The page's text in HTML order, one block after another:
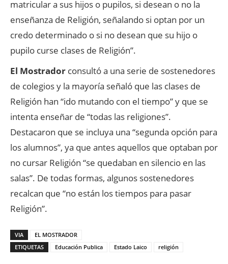
matricular a sus hijos o pupilos, si desean o no la
enseñanza de Religión, señalando si optan por un
credo determinado o si no desean que su hijo o
pupilo curse clases de Religión”.
El Mostrador consultó a una serie de sostenedores
de colegios y la mayoría señaló que las clases de
Religión han “ido mutando con el tiempo” y que se
intenta enseñar de “todas las religiones”.
Destacaron que se incluya una “segunda opción para
los alumnos”, ya que antes aquellos que optaban por
no cursar Religión “se quedaban en silencio en las
salas”. De todas formas, algunos sostenedores
recalcan que “no están los tiempos para pasar
Religión”.
VIA
EL MOSTRADOR
ETIQUETAS
Educación Publica Estado Laico religión